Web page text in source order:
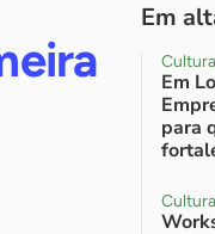
Em
Em
para